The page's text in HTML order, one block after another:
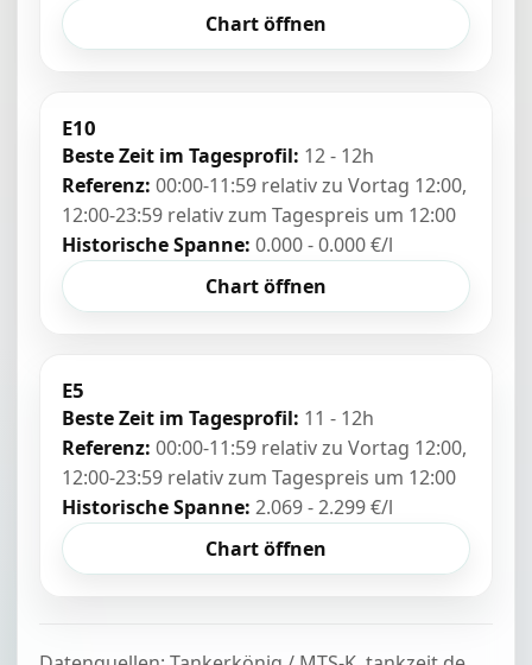
Chart öffnen
E10
Beste Zeit im Tagesprofil: 12 - 12h
Referenz: 00:00-11:59 relativ zu Vortag 12:00,
12:00-23:59 relativ zum Tagespreis um 12:00
Historische Spanne: 0.000 - 0.000 €/l
Chart öffnen
E5
Beste Zeit im Tagesprofil: 11 - 12h
Referenz: 00:00-11:59 relativ zu Vortag 12:00,
12:00-23:59 relativ zum Tagespreis um 12:00
Historische Spanne: 2.069 - 2.299 €/l
Chart öffnen